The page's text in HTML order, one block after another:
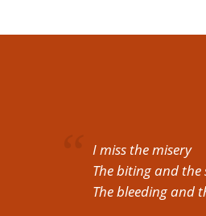
I miss the misery
The biting and the
The bleeding and